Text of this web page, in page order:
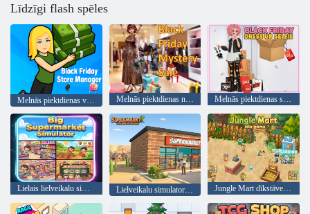
Līdzīgi flash spēles
Melnās piektdienas veikala vadītājs Melnās piektdienas noslēpumu izpārdošana Melnās piektdienas saģērbtu pašbilde
Lielais lielveikalu simulators Lielveikalu simulators: tuksnesis Jungle Mart dīkstāves spēle